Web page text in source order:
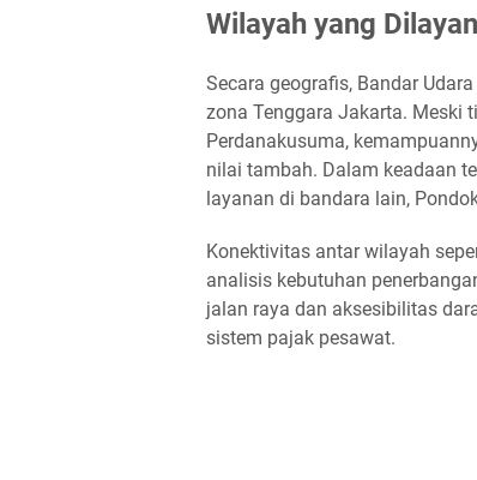
Wilayah yang
Secara geografis, Bandar
zona Tenggara Jakarta. Meski
Perdanakusuma,
nilai tambah. Dalam keadaan
layanan di bandara lain,
Konektivitas antar wilayah
analisis kebutuhan
jalan raya dan aksesibilitas
sistem pajak pesawat.